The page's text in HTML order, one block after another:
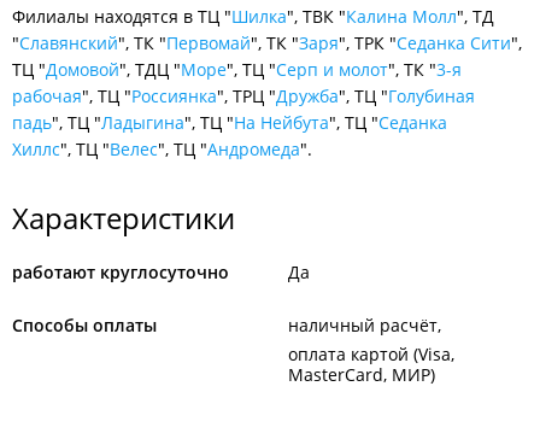
Филиалы находятся в ТЦ "Шилка", ТВК "Калина Молл", ТД
"Славянский", ТК "Первомай", ТК "Заря", ТРК "Седанка Сити",
ТЦ "Домовой", ТДЦ "Море", ТЦ "Серп и молот", ТК "3-я
рабочая", ТЦ "Россиянка", ТРЦ "Дружба", ТЦ "Голубиная
падь", ТЦ "Ладыгина", ТЦ "На Нейбута", ТЦ "Седанка
Хиллс", ТЦ "Велес", ТЦ "Андромеда".
Характеристики
работают круглосуточно Да
Способы оплаты
наличный расчёт
оплата картой (Visa,
MasterCard, МИР)